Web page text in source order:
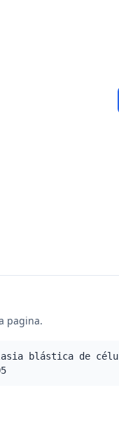
pagina.
blástica de